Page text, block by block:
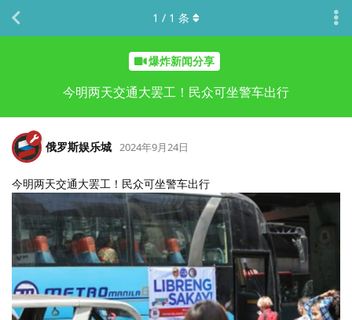
爆炸新闻分享
今明两天交通大罢工！民众可坐警车出行
1 / 1 条
俄罗斯娱乐城 2024年9月24日
今明两天交通大罢工！民众可坐警车出行